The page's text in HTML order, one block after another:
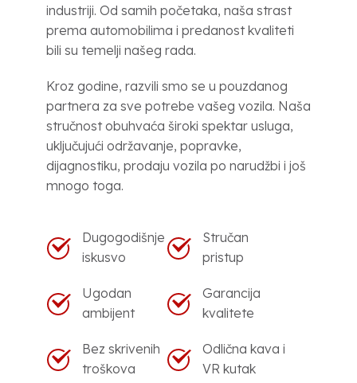
industriji. Od samih početaka, naša strast
prema automobilima i predanost kvaliteti
bili su temelji našeg rada.
Kroz godine, razvili smo se u pouzdanog
partnera za sve potrebe vašeg vozila. Naša
stručnost obuhvaća široki spektar usluga,
uključujući održavanje, popravke,
dijagnostiku, prodaju vozila po narudžbi i još
mnogo toga.
Dugogodišnje
iskusvo
Stručan
pristup
Ugodan
ambijent
Garancija
kvalitete
Bez skrivenih
troškova
Odlična kava i
VR kutak